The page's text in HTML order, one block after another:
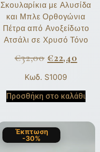
Σκουλαρίκια με Αλυσίδα
και Μπλε Ορθογώνια
Πέτρα από Ανοξείδωτο
Ατσάλι σε Χρυσό Τόνο
€32,00 €22,40
Κωδ. S1009
Προσθήκη στο καλάθι
Έκπτωση
-30%